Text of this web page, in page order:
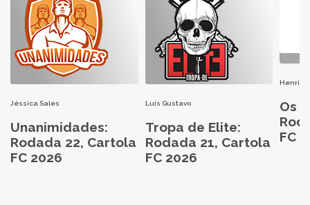
Jéssica Sales
Unanimidades:
Rodada 22, Cartola
FC 2026
Luís Gustavo
Tropa de Elite:
Rodada 21, Cartola
FC 2026
Henri
Os
FC